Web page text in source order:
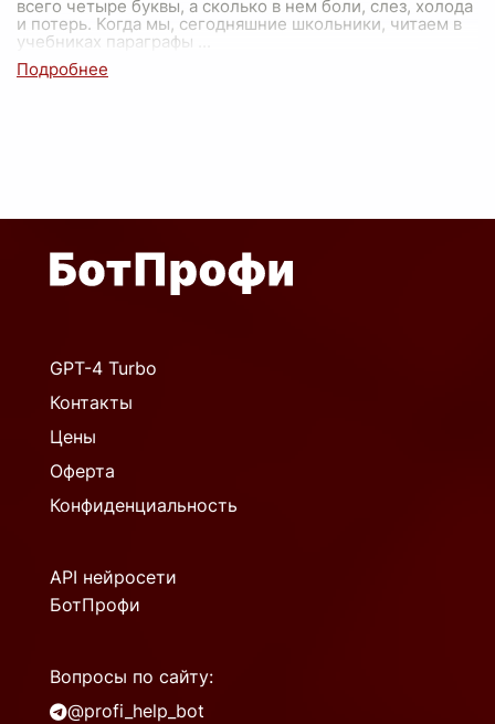
всего четыре буквы, а сколько в нем боли, слез, холода
и потерь. Когда мы, сегодняшние школьники, читаем в
учебниках параграфы
GPT-4 Turbo
Контакты
Цены
Оферта
Конфиденциальность
API нейросети
БотПрофи
Вопросы по сайту:
@profi_help_bot